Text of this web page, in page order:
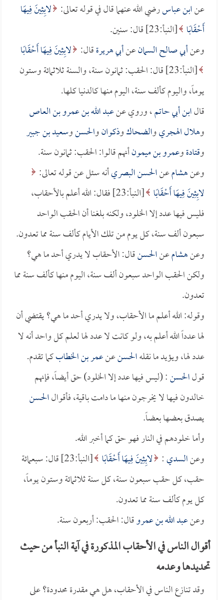
عنابن عباسرضي الله عنهما قال في قوله تعالى: لابِثِينَ فِيهَا
أَحْقَابًا [النبأ:23] قال: سنين.
وعنأبي صالح السمانعنأبي هريرةقال: لابِثِينَ فِيهَا أَحْقَابًا
[النبأ:23] قال: الحقب: ثمانون سنة، والسنة ثلاثمائة وستون
يوماً، واليوم كألف سنة، اليوم منها كالدنيا كلها.
قالابن أبي حاتم، وروي عنعبد الله بن عمرو بن العاص
وهلال الهجريوالضحاكوذكوانوالحسنوسعيد بن جبير
وقتادةوعمرو بن ميمونأنهم قالوا: الحقب: ثمانون سنة.
وعنهشامعنالحسن البصريأنه سئل عن قوله تعالى:
لابِثِينَ فِيهَا أَحْقَابًا
[النبأ:23] فقال: الله أعلم بالأحقاب،
فليس فيها عدد إلا الخلود، ولكنه بلغنا أن الحقب الواحد
سبعون ألف سنة، كل يوم من تلك الأيام كألف سنة مما تعدون.
وعنهشامعنالحسنقال: الأحقاب لا يدري أحد ما هي؟
ولكن الحقب الواحد سبعون ألف سنة، اليوم منها كألف سنة مما
تعدون.
وقوله: الله أعلم ما الأحقاب، ولا يدري أحد ما هي؟ يقتضي أن
لها عدداً الله أعلم به، ولو كانت لا عدد لها لعلم كل واحد أنه لا
عدد لها، ويؤيد ما نقلهالحسنعنعمر بن الخطابكما تقدم.
قولالحسن: (ليس فيها عدد إلا الخلود) حق أيضاً، فإنهم
خالدون فيها لا يخرجون منها ما دامت باقية، فأقوالالحسن
يصدق بعضها بعضاً.
وأما خلودهم في النار فهو حق كما أخبر الله.
وعنالسدي: لابِثِينَ فِيهَا أَحْقَابًا
[النبأ:23] قال: سبعمائة
حقب، كل حقب سبعون سنة، كل سنة ثلاثمائة وستون يوماً،
كل يوم كألف سنة مما تعدون.
وعنعبد الله بن عمروقال: الحقب: أربعون سنة.
أقوال الناس في الأحقاب المذكورة في آية النبأ من حيث
تحديدها وعدمه
وقد تنازع الناس في الأحقاب، هل هي مقدرة محدودة؟ على